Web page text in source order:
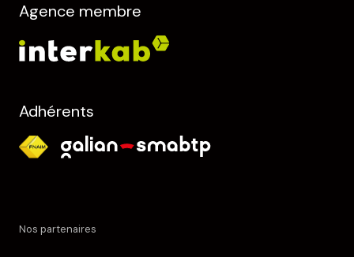
Agence membre
Adhérents
Nos partenaires